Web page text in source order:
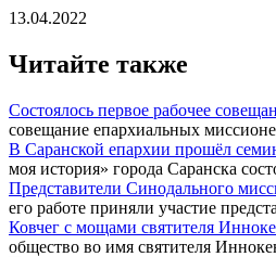
13.04.2022
Читайте также
Состоялось первое рабочее
совещание епархиальных
В Саранской епархии прошёл
моя история» города Саранска
Представители Синодального
его работе приняли участие
Ковчег с мощами святителя
общество во имя святителя